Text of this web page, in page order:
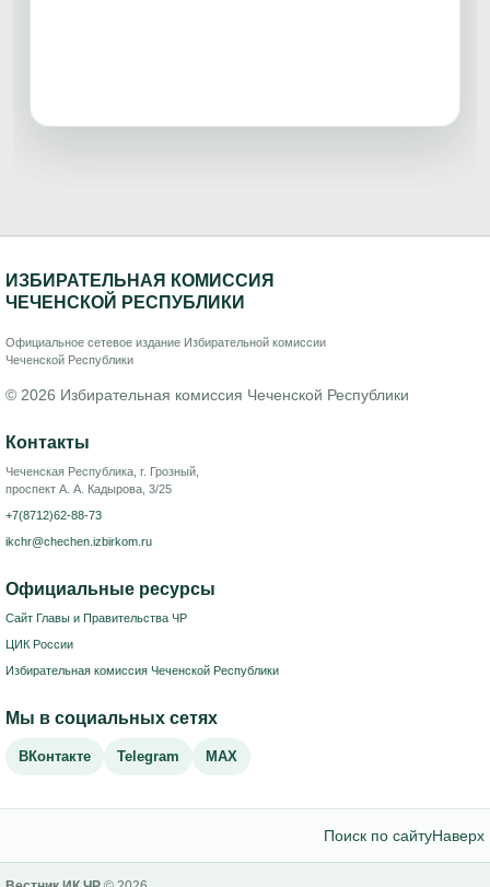
ИЗБИРАТЕЛЬНАЯ КОМИССИЯ
ЧЕЧЕНСКОЙ РЕСПУБЛИКИ
Официальное сетевое издание Избирательной комиссии
Чеченской Республики
© 2026 Избирательная комиссия Чеченской Республики
Контакты
Чеченская Республика, г. Грозный,
проспект А. А. Кадырова, 3/25
+7(8712)62-88-73
ikchr@chechen.izbirkom.ru
Официальные ресурсы
Сайт Главы и Правительства ЧР
ЦИК России
Избирательная комиссия Чеченской Республики
Мы в социальных сетях
ВКонтакте Telegram MAX
Поиск по сайтуНаверх